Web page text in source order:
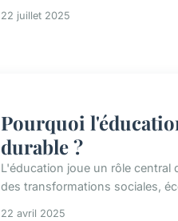
22 juillet 2025
Pourquoi
durable ?
L'éducation joue un rôle
des transformations sociales,
22 avril 2025